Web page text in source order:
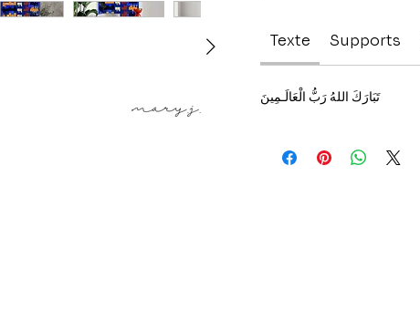
Texte Supports
تَبَارَكَ اللهُ رَبُّ الْعَالَـمِينَ